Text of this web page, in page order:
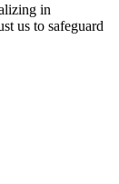
in
us to safeguard